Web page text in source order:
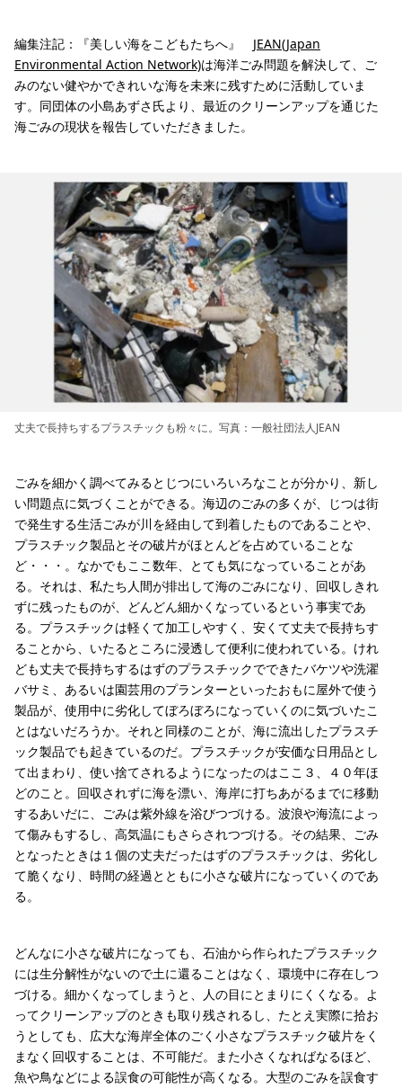
編集注記：『美しい海をこどもたちへ』 JEAN(Japan
Environmental Action Network)は海洋ごみ問題を解決して、ご
みのない健やかできれいな海を未来に残すために活動していま
す。同団体の小島あずさ氏より、最近のクリーンアップを通じた
海ごみの現状を報告していただきました。
丈夫で長持ちするプラスチックも粉々に。写真：一般社団法人JEAN
ごみを細かく調べてみるとじつにいろいろなことが分かり、新し
い問題点に気づくことができる。海辺のごみの多くが、じつは街
で発生する生活ごみが川を経由して到着したものであることや、
プラスチック製品とその破片がほとんどを占めていることな
ど・・・。なかでもここ数年、とても気になっていることがあ
る。それは、私たち人間が排出して海のごみになり、回収しきれ
ずに残ったものが、どんどん細かくなっているという事実であ
る。プラスチックは軽くて加工しやすく、安くて丈夫で長持ちす
ることから、いたるところに浸透して便利に使われている。けれ
ども丈夫で長持ちするはずのプラスチックでできたバケツや洗濯
バサミ、あるいは園芸用のプランターといったおもに屋外で使う
製品が、使用中に劣化してぼろぼろになっていくのに気づいたこ
とはないだろうか。それと同様のことが、海に流出したプラスチ
ック製品でも起きているのだ。プラスチックが安価な日用品とし
て出まわり、使い捨てされるようになったのはここ３、４０年ほ
どのこと。回収されずに海を漂い、海岸に打ちあがるまでに移動
するあいだに、ごみは紫外線を浴びつづける。波浪や海流によっ
て傷みもするし、高気温にもさらされつづける。その結果、ごみ
となったときは１個の丈夫だったはずのプラスチックは、劣化し
て脆くなり、時間の経過とともに小さな破片になっていくのであ
る。
どんなに小さな破片になっても、石油から作られたプラスチック
には生分解性がないので土に還ることはなく、環境中に存在しつ
づける。細かくなってしまうと、人の目にとまりにくくなる。よ
ってクリーンアップのときも取り残されるし、たとえ実際に拾お
うとしても、広大な海岸全体のごく小さなプラスチック破片をく
まなく回収することは、不可能だ。また小さくなればなるほど、
魚や鳥などによる誤食の可能性が高くなる。大型のごみを誤食す